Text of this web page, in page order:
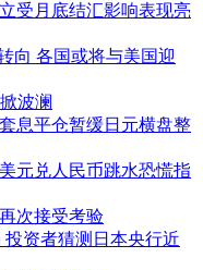
受月底结汇影响表现亮
向 各国或将与美国迎
波澜
息平仓暂缓日元横盘整
元兑人民币跳水恐慌指
次接受考验
投资者猜测日本央行近